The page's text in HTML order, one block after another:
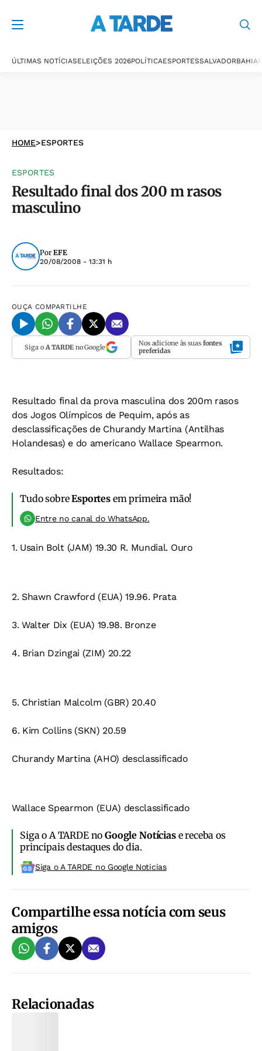
ÚLTIMAS NOTÍCIASELEIÇÕES 2026POLÍTICAESPORTESSALVADORBAHIA
HOME>ESPORTES
ESPORTES
Resultado final dos 200 m rasos
masculino
Por EFE
20/08/2008 - 13:31 h
OUÇA COMPARTILHE
Siga o A TARDEno Google Nos adicione às suas fontes
preferidas
Resultado final da prova masculina dos 200m rasos
dos Jogos Olímpicos de Pequim, após as
desclassificações de Churandy Martina (Antilhas
Holandesas) e do americano Wallace Spearmon.
Resultados:
Tudo sobreEsportesem primeira mão!
Entre no canal do WhatsApp.
1. Usain Bolt (JAM) 19.30 R. Mundial. Ouro
2. Shawn Crawford (EUA) 19.96. Prata
3. Walter Dix (EUA) 19.98. Bronze
4. Brian Dzingai (ZIM) 20.22
5. Christian Malcolm (GBR) 20.40
6. Kim Collins (SKN) 20.59
Churandy Martina (AHO) desclassificado
Wallace Spearmon (EUA) desclassificado
Siga o A TARDE noGoogle Notíciase receba os
principais destaques do dia.
Siga o A TARDE no Google Noticias
Compartilhe essa notícia com seus
amigos
Relacionadas